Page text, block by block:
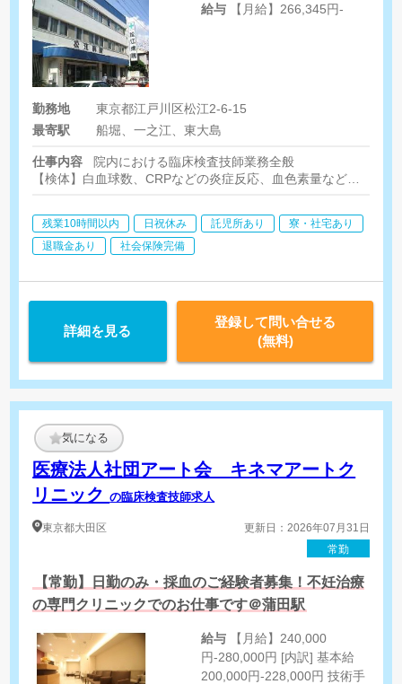
給与 【月給】266,345円-
勤務地
東京都江戸川区松江2-6-15
最寄駅
船堀、一之江、東大島
仕事内容
院内における臨床検査技師業務全般
【検体】白血球数、CRPなどの炎症反応、血色素量などの貧血
残業10時間以内 日祝休み 託児所あり
寮・社宅あり
退職金あり
社会保険完備
詳細を見る
登録して問い合せる
(無料)
気になる
医療法人社団アート会 キネマアートク
リニックの臨床検査技師求人
東京都大田区
更新日：2026年07月31日
常勤
【常勤】日勤のみ・採血のご経験者募集！不妊治療
の専門クリニックでのお仕事です＠蒲田駅
給与
円-280,000円 [内訳] 基本給
200,000円-228,000円 技術手